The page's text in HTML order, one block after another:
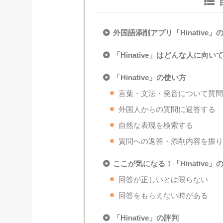
外国語添削アプリ「Hinative」
「Hinative」はどんな人に向い
「Hinative」の使い方
言葉・文法・発音について質
外国人からの質問に返答する
自然な表現を検索する
質問への返答・添削内容を振
ここが気になる！「Hinative」
回答が正しいとは限らない
回答をもらえない時がある
「Hinative」の評判